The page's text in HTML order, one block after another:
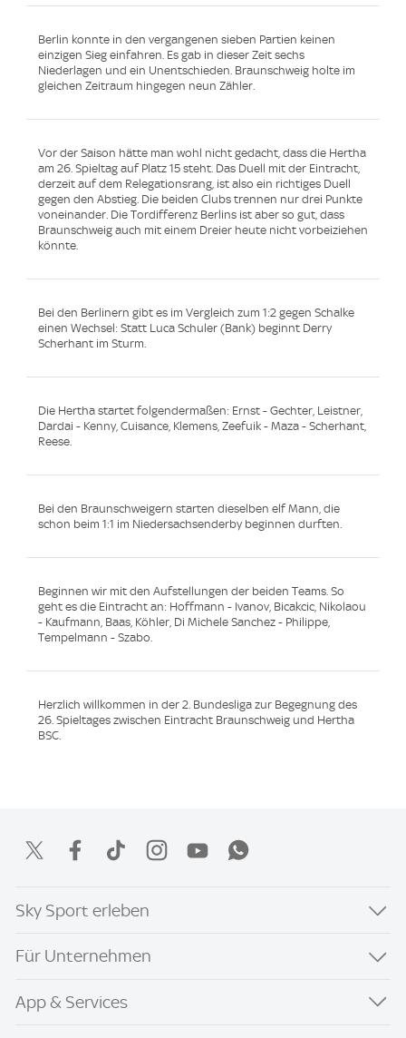
Berlin konnte in den vergangenen sieben Partien keinen
einzigen Sieg einfahren. Es gab in dieser Zeit sechs
Niederlagen und ein Unentschieden. Braunschweig holte im
gleichen Zeitraum hingegen neun Zähler.
Vor der Saison hätte man wohl nicht gedacht, dass die Hertha
am 26. Spieltag auf Platz 15 steht. Das Duell mit der Eintracht,
derzeit auf dem Relegationsrang, ist also ein richtiges Duell
gegen den Abstieg. Die beiden Clubs trennen nur drei Punkte
voneinander. Die Tordifferenz Berlins ist aber so gut, dass
Braunschweig auch mit einem Dreier heute nicht vorbeiziehen
könnte.
Bei den Berlinern gibt es im Vergleich zum 1:2 gegen Schalke
einen Wechsel: Statt Luca Schuler (Bank) beginnt Derry
Scherhant im Sturm.
Die Hertha startet folgendermaßen: Ernst - Gechter, Leistner,
Dardai - Kenny, Cuisance, Klemens, Zeefuik - Maza - Scherhant,
Reese.
Bei den Braunschweigern starten dieselben elf Mann, die
schon beim 1:1 im Niedersachsenderby beginnen durften.
Beginnen wir mit den Aufstellungen der beiden Teams. So
geht es die Eintracht an: Hoffmann - Ivanov, Bicakcic, Nikolaou
- Kaufmann, Baas, Köhler, Di Michele Sanchez - Philippe,
Tempelmann - Szabo.
Herzlich willkommen in der 2. Bundesliga zur Begegnung des
26. Spieltages zwischen Eintracht Braunschweig und Hertha
BSC.
Sky Sport erleben
Für Unternehmen
App & Services